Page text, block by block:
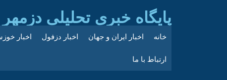
پایگاه خبری تحلیلی دزمهر
خانه اخبار ایران و جهان اخبار دزفول اخبار
ارتباط با ما